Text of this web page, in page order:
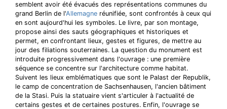
semblent avoir été évacués des représentations communes du
grand Berlin de l'Allemagne réunifiée, sont confrontés à ceux qui
en sont aujourd'hui les symboles. Le livre, par son montage,
propose ainsi des sauts géographiques et historiques et
permet, en confrontant lieux, gestes et figures, de mettre au
jour des filiations souterraines. La question du monument est
introduite progressivement dans l'ouvrage : une première
séquence se concentre sur l'architecture comme habitat.
Suivent les lieux emblématiques que sont le Palast der Republik,
le camp de concentration de Sachsenhausen, l'ancien bâtiment
de la Stasi. Puis la statuaire vient s'articuler à l'actualité de
certains gestes et de certaines postures. Enfin, l'ouvrage se